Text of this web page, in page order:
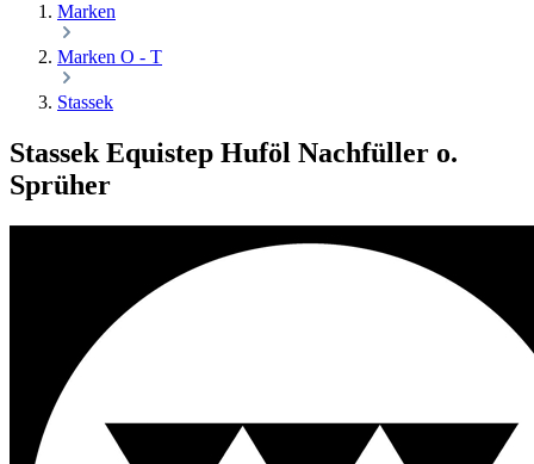
Marken
Marken O - T
Stassek
Stassek Equistep Huföl Nachfüller o.
Sprüher